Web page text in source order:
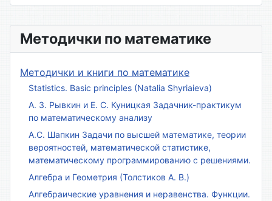
Методички по математике
Методички и книги по математике
Statistics. Basic principles (Natalia Shyriaieva)
А. З. Рывкин и Е. С. Куницкая Задачник-практикум
по математическому анализу
А.С. Шапкин Задачи по высшей математике, теории
вероятностей, математической статистике,
математическому программированию с решениями.
Алгебра и Геометрия (Толстиков А. В.)
Алгебраические уравнения и неравенства. Функции.